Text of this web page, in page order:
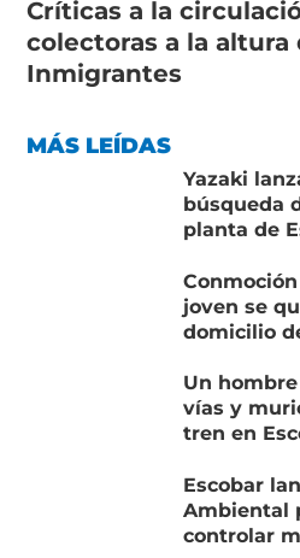
Críticas a la
colectoras a la
Inmigrantes
MÁS LEÍDAS
Yazaki
búsqueda
planta de
joven se
domicilio
Un
vías y
tren en
Escobar
Ambiental
controlar